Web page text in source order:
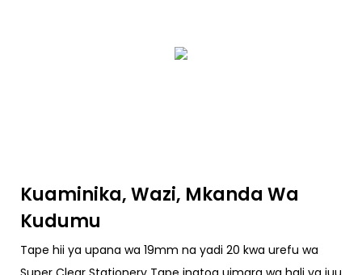
Kuaminika, Wazi, Mkanda Wa
Kudumu
Tape hii ya upana wa 19mm na yadi 20 kwa urefu wa